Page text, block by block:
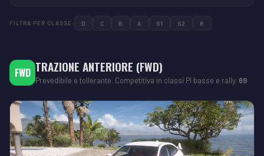
FILTRA PER CLASSE: D C B A S1 S2 R
FWD TRAZIONE ANTERIORE (FWD)
Prevedibile e tollerante. Competitiva in classi PI basse e rally. 69